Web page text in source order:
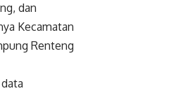
dan
Kecamatan
Renteng